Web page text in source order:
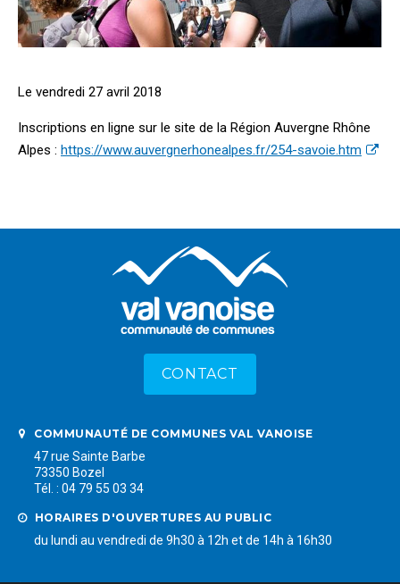
Le vendredi 27 avril 2018
Inscriptions en ligne sur le site de la Région Auvergne Rhône
Alpes : https://www.auvergnerhonealpes.fr/254-savoie.htm
CONTACT
COMMUNAUTÉ DE COMMUNES VAL VANOISE
47 rue Sainte Barbe
73350 Bozel
Tél. : 04 79 55 03 34
HORAIRES D'OUVERTURES AU PUBLIC
du lundi au vendredi de 9h30 à 12h et de 14h à 16h30